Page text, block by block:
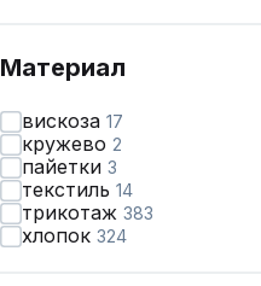
Материал
вискоза 17
кружево 2
пайетки 3
текстиль 14
трикотаж 383
хлопок 324